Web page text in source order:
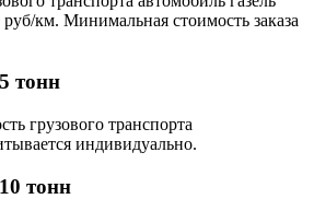
руб/км. Минимальная стоимость заказа
тонн
грузового транспорта
индивидуально.
тонн